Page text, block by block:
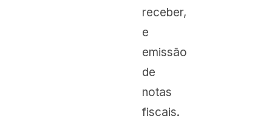
receber,
e
emissão
de
notas
fiscais.